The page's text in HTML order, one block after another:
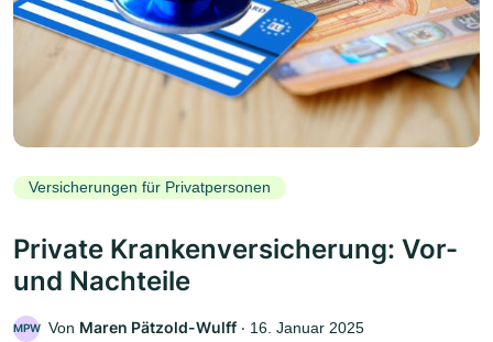
Versicherungen für Privatpersonen
Private Krankenversicherung: Vor-
und Nachteile
MPW Von Maren Pätzold-Wulff ‧ 16. Januar 2025